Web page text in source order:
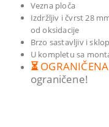
Vezna ploča
Izdržljiv i čvrst 28
od oksidacije
Brzo sastavljiv i
U kompletu sa
⏳
ograničene!